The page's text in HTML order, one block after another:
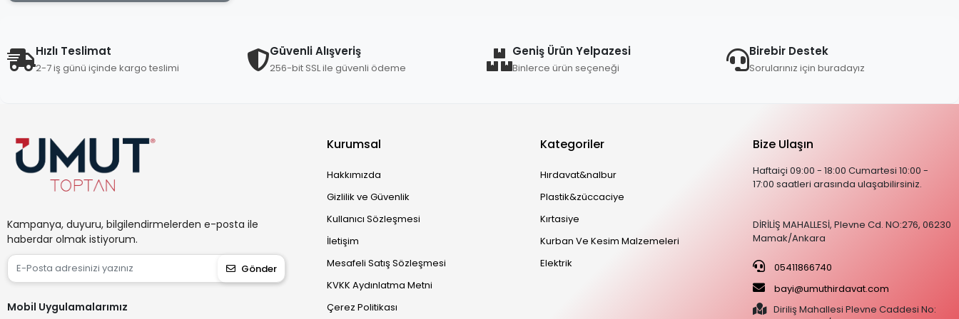
Bella House
Beşel
Beyazsu
Bonhaır
Brofar
Bul-Max
Castle
Cata
Cottonland
Hızlı Teslimat
2-7 iş günü içinde kargo teslimi
Güvenli Alışveriş
256-bit SSL ile güvenli ödeme
Geniş Ürün Yelpazesi
Binlerce ürün seçeneği
Birebir Destek
Sorularınız için buradayız
Kampanya, duyuru, bilgilendirmelerden e-posta ile
haberdar olmak istiyorum.
Gönder
Mobil Uygulamalarımız
Kurumsal
Hakkımızda
Gizlilik ve Güvenlik
Kullanıcı Sözleşmesi
İletişim
Mesafeli Satış Sözleşmesi
KVKK Aydınlatma Metni
Çerez Politikası
Kategoriler
Hırdavat&nalbur
Plastik&züccaciye
Kırtasiye
Kurban Ve Kesim Malzemeleri
Elektrik
Bize Ulaşın
Haftaiçi 09:00 - 18:00 Cumartesi 10:00 -
17:00 saatleri arasında ulaşabilirsiniz.
DİRİLİŞ MAHALLESİ, Plevne Cd. NO:276, 06230
Mamak/Ankara
05411866740
bayi@umuthirdavat.com
Diriliş Mahallesi Plevne Caddesi No: